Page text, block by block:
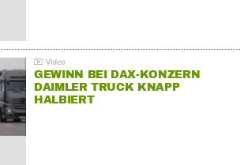
GEWINN BEI DAX-KONZERN
DAIMLER TRUCK KNAPP
HALBIERT